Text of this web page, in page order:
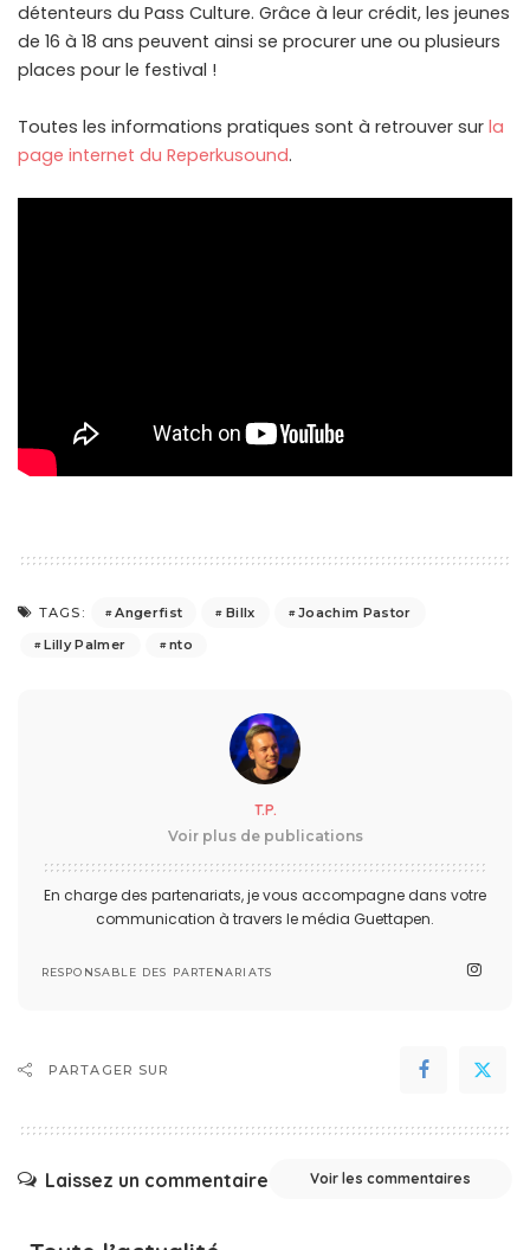
détenteurs du Pass Culture. Grâce à leur crédit, les jeunes
de 16 à 18 ans peuvent ainsi se procurer une ou plusieurs
places pour le festival !
Toutes les informations pratiques sont à retrouver sur la
page internet du Reperkusound.
TAGS: Angerfist Billx
Joachim Pastor
Lilly Palmer
nto
T.P.
Voir plus de publications
En charge des partenariats, je vous accompagne dans votre
communication à travers le média Guettapen.
RESPONSABLE DES PARTENARIATS
PARTAGER SUR
Laissez un commentaire Voir les commentaires